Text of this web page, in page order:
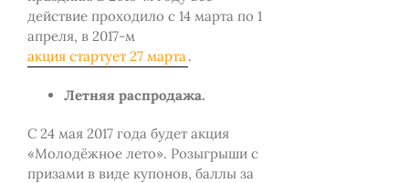
действие проходило с 14 марта по 1
апреля, в 2017-м
акция стартует 27 марта .
Летняя распродажа.
С 24 мая 2017 года будет акция
«Молодёжное лето». Розыгрыши с
призами в виде купонов, баллы за